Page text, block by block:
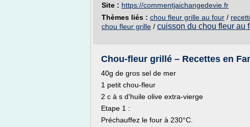
Site : https://commentjaichangedevie.fr
Thèmes liés : chou fleur grille au four /
chou fleur grille / cuisson du chou fleur au
Chou-fleur grillé – Recettes en
40g de gros sel de mer
1 petit chou-fleur
2 c à s d'huile olive extra-vierge
Etape 1 :
Préchauffez le four à 230°C.